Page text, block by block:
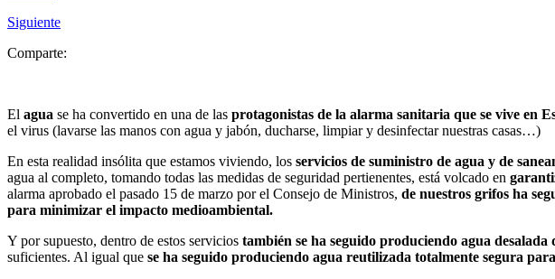
Siguiente
Comparte:
El agua se ha convertido en una de las protagonistas de la alarma sanitaria que se vive en
el virus (lavarse las manos con agua y jabón, ducharse, limpiar y desinfectar nuestras casas…)
En esta realidad insólita que estamos viviendo, los servicios de suministro de agua y de
agua al completo, tomando todas las medidas de seguridad pertienentes, está volcado en
alarma aprobado el pasado 15 de marzo por el Consejo de Ministros, de nuestros grifos ha
para minimizar el impacto medioambiental.
Y por supuesto, dentro de estos servicios también se ha seguido produciendo agua desalada
suficientes. Al igual que se ha seguido produciendo agua reutilizada totalmente segura